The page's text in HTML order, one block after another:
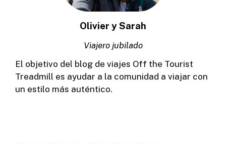
Olivier y Sarah
Viajero jubilado
El objetivo del blog de viajes Off the Tourist
Treadmill es ayudar a la comunidad a viajar con
un estilo más auténtico.